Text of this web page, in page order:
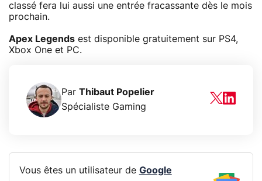
classé fera lui aussi une entrée fracassante dès le mois
prochain.
Apex Legends est disponible gratuitement sur PS4,
Xbox One et PC.
Par Thibaut Popelier
Spécialiste Gaming
Vous êtes un utilisateur de Google